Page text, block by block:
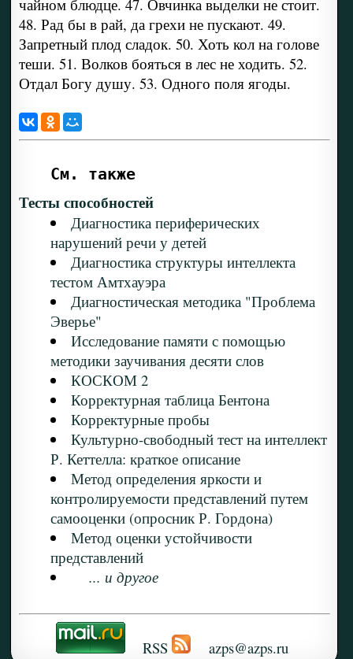
чайном блюдце. 47. Овчинка выделки не стоит.
48. Рад бы в рай, да грехи не пускают. 49.
Запретный плод сладок. 50. Хоть кол на голове
теши. 51. Волков бояться в лес не ходить. 52.
Отдал Богу душу. 53. Одного поля ягоды.
См. также
Тесты способностей
Диагностика периферических
нарушений речи у детей
Диагностика структуры интеллекта
тестом Амтхауэра
Диагностическая методика "Проблема
Эверье"
Исследование памяти с помощью
методики заучивания десяти слов
КОСКОМ 2
Корректурная таблица Бентона
Корректурные пробы
Культурно-свободный тест на интеллект
Р. Кеттелла: краткое описание
Метод определения яркости и
контролируемости представлений путем
самооценки (опросник Р. Гордона)
Метод оценки устойчивости
представлений
... и другое
RSS azps@azps.ru